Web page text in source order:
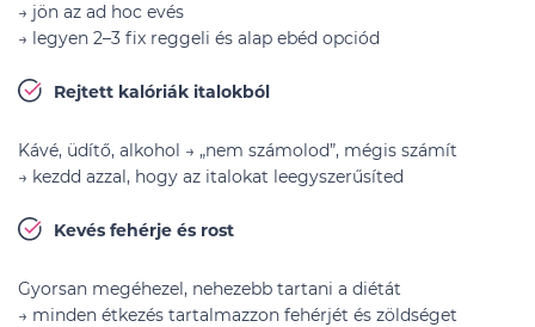
→ jön az ad hoc evés
→ legyen 2–3 fix reggeli és alap ebéd opciód
Rejtett kalóriák italokból
Kávé, üdítő, alkohol → „nem számolod”, mégis számít
→ kezdd azzal, hogy az italokat leegyszerűsíted
Kevés fehérje és rost
Gyorsan megéhezel, nehezebb tartani a diétát
→ minden étkezés tartalmazzon fehérjét és zöldséget